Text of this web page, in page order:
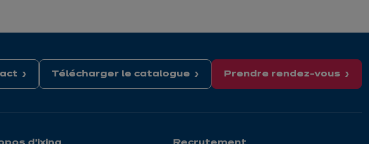
Télécharger le catalogue Prendre rendez-vous